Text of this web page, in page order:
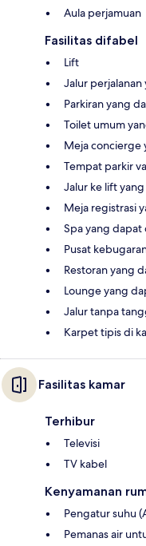
Aula perjamuan
Fasilitas difabel
Lift
Jalur
Parkiran yang
Toilet umum
Meja concierge
Tempat parkir
Jalur ke lift
Meja registrasi
Spa yang dapat
Pusat
Restoran yang
Lounge yang
Jalur tanpa
Karpet tipis di
Fasilitas kamar
Terhibur
Televisi
TV kabel
Kenyamanan
Pengatur suhu
Pemanas air